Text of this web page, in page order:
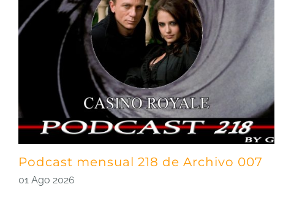
Podcast mensual 218 de Archivo 007
01 Ago 2026